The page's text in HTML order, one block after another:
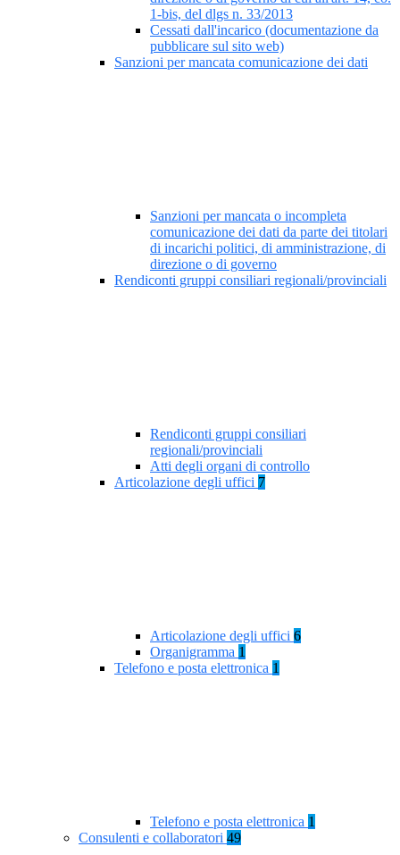
1-bis, del dlgs n. 33/2013
Cessati dall'incarico (documentazione da
pubblicare sul sito web)
Sanzioni per mancata comunicazione dei dati
Sanzioni per mancata o incompleta
comunicazione dei dati da parte dei titolari
di incarichi politici, di amministrazione, di
direzione o di governo
Rendiconti gruppi consiliari regionali/provinciali
Rendiconti gruppi consiliari
regionali/provinciali
Atti degli organi di controllo
Articolazione degli uffici 7
Articolazione degli uffici 6
Organigramma 1
Telefono e posta elettronica 1
Telefono e posta elettronica 1
Consulenti e collaboratori 49